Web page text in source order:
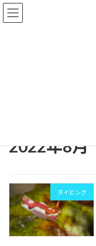
コ
ン
ナ
ビ
2022年8月
ダイビング